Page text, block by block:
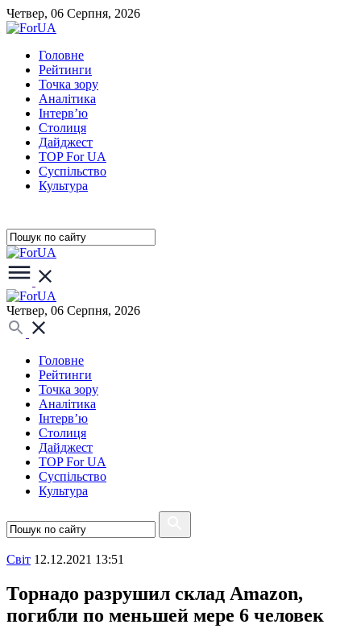
Четвер, 06 Серпня, 2026
Головне
Рейтинги
Точка зору
Аналітика
Інтерв’ю
Столиця
Дайджест
TOP For UA
Суспiльство
Культура
Четвер, 06 Серпня, 2026
Головне
Рейтинги
Точка зору
Аналітика
Інтерв’ю
Столиця
Дайджест
TOP For UA
Суспiльство
Культура
Свiт 12.12.2021 13:51
Торнадо разрушил склад Amazon,
погибли по меньшей мере 6 человек